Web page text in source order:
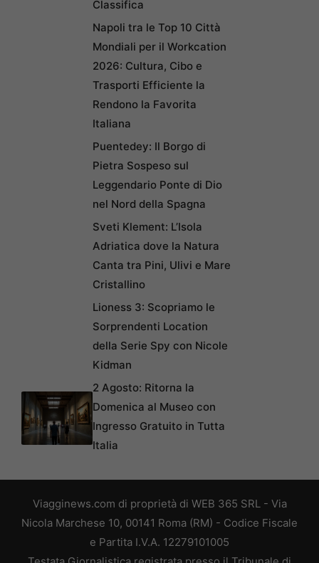
Classifica
Napoli tra le Top 10 Città
Mondiali per il Workcation
2026: Cultura, Cibo e
Trasporti Efficiente la
Rendono la Favorita
Italiana
Puentedey: Il Borgo di
Pietra Sospeso sul
Leggendario Ponte di Dio
nel Nord della Spagna
Sveti Klement: L’Isola
Adriatica dove la Natura
Canta tra Pini, Ulivi e Mare
Cristallino
Lioness 3: Scopriamo le
Sorprendenti Location
della Serie Spy con Nicole
Kidman
2 Agosto: Ritorna la
Domenica al Museo con
Ingresso Gratuito in Tutta
Italia
Viagginews.com di proprietà di WEB 365 SRL - Via
Nicola Marchese 10, 00141 Roma (RM) - Codice Fiscale
e Partita I.V.A. 12279101005